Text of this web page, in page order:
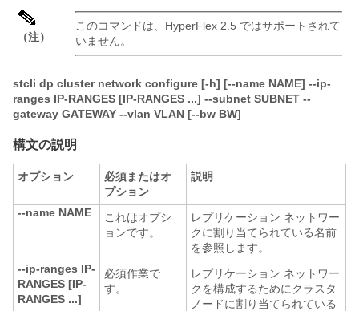
（注）
このコマンドは、HyperFlex 2.5 ではサポートされて
いません。
stcli dp cluster network configure [-h] [--name NAME] --ip-
ranges IP-RANGES [IP-RANGES ...] --subnet SUBNET --
gateway GATEWAY --vlan VLAN [--bw BW]
構文の説明
オプション
必須またはオ
プション
説明
--name NAME
これはオプシ
ョンです。
レプリケーション ネットワー
クに割り当てられている名前
を参照します。
--ip-ranges IP-
RANGES [IP-
RANGES ...]
必須作業で
す。
レプリケーション ネットワー
クを構成するためにクラスタ
ノードに割り当てられている